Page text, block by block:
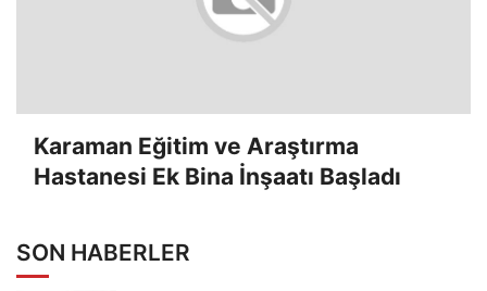
Karaman Eğitim ve Araştırma
Hastanesi Ek Bina İnşaatı Başladı
SON HABERLER